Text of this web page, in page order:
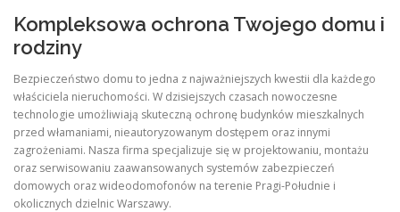
Kompleksowa ochrona Twojego domu i
rodziny
Bezpieczeństwo domu to jedna z najważniejszych kwestii dla każdego
właściciela nieruchomości. W dzisiejszych czasach nowoczesne
technologie umożliwiają skuteczną ochronę budynków mieszkalnych
przed włamaniami, nieautoryzowanym dostępem oraz innymi
zagrożeniami. Nasza firma specjalizuje się w projektowaniu, montażu
oraz serwisowaniu zaawansowanych systemów zabezpieczeń
domowych oraz wideodomofonów na terenie Pragi-Południe i
okolicznych dzielnic Warszawy.